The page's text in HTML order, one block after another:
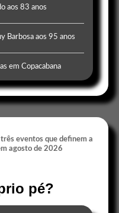
aos 83 anos
Barbosa aos 95 anos
em Copacabana
pé?